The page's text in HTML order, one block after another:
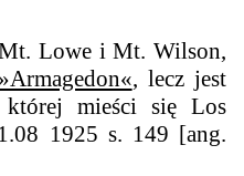
Lowe i Mt. Wilson,
, lecz jest
mieści się Los
1925 s. 149 [ang.